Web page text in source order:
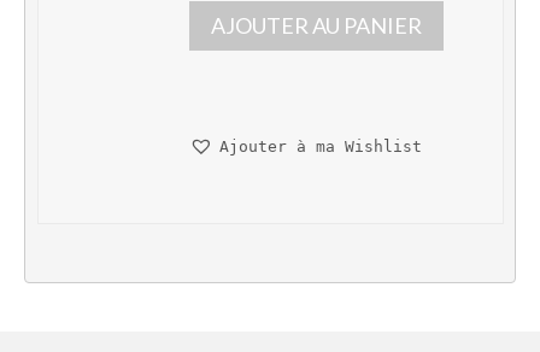
r
i
i
é
r
i
s
AJOUTER AU PANIER
Ajouter à ma Wishlist